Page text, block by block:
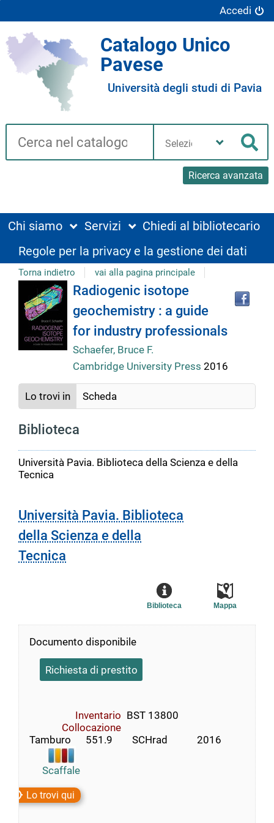
Accedi
Catalogo Unico
Pavese
Università degli studi di Pavia
Cerca su "Catalogo"
Ricerca avanzata
biblioteca
Chi siamo Servizi
Chiedi al bibliotecario
Regole per la privacy e la gestione dei dati
Torna indietro vai alla pagina principale
Dettaglio
del
documento
Radiogenic isotope
geochemistry : a guide
for industry professionals
Schaefer, Bruce F.
Cambridge University Press 2016
Lo trovi in Scheda
Biblioteca
Università Pavia. Biblioteca della Scienza e della
Tecnica
Università Pavia. Biblioteca
della Scienza e della
Tecnica
Mappa
Biblioteca
Documento disponibile
Richiesta di prestito
Inventario BST 13800
Collocazione
Tamburo      551.9        SCHrad            2016
Scaffale
Lo trovi qui